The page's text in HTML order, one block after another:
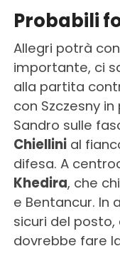
Probabili
Allegri potrà
importante, ci
alla partita
con Szczesny
Sandro sulle
Chiellinial
difesa. A
Khedira, che
e Bentancur. In
sicuri del posto,
dovrebbe fare